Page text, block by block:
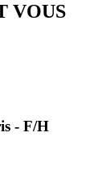
VOUS
- F/H